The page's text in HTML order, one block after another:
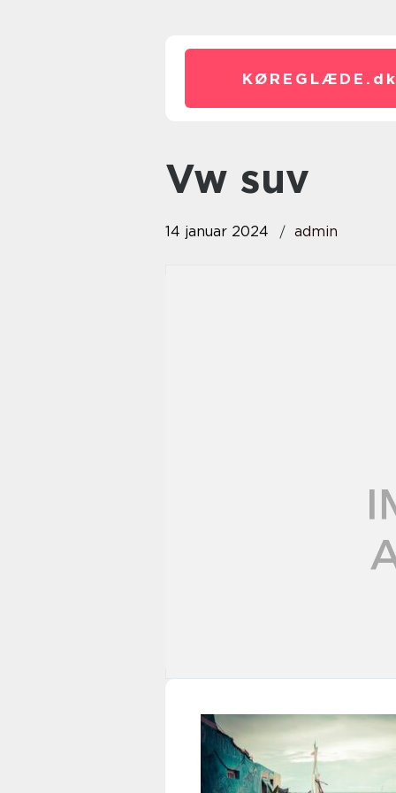
KØREGLÆDE.
vw suv
14 januar 2024 admin